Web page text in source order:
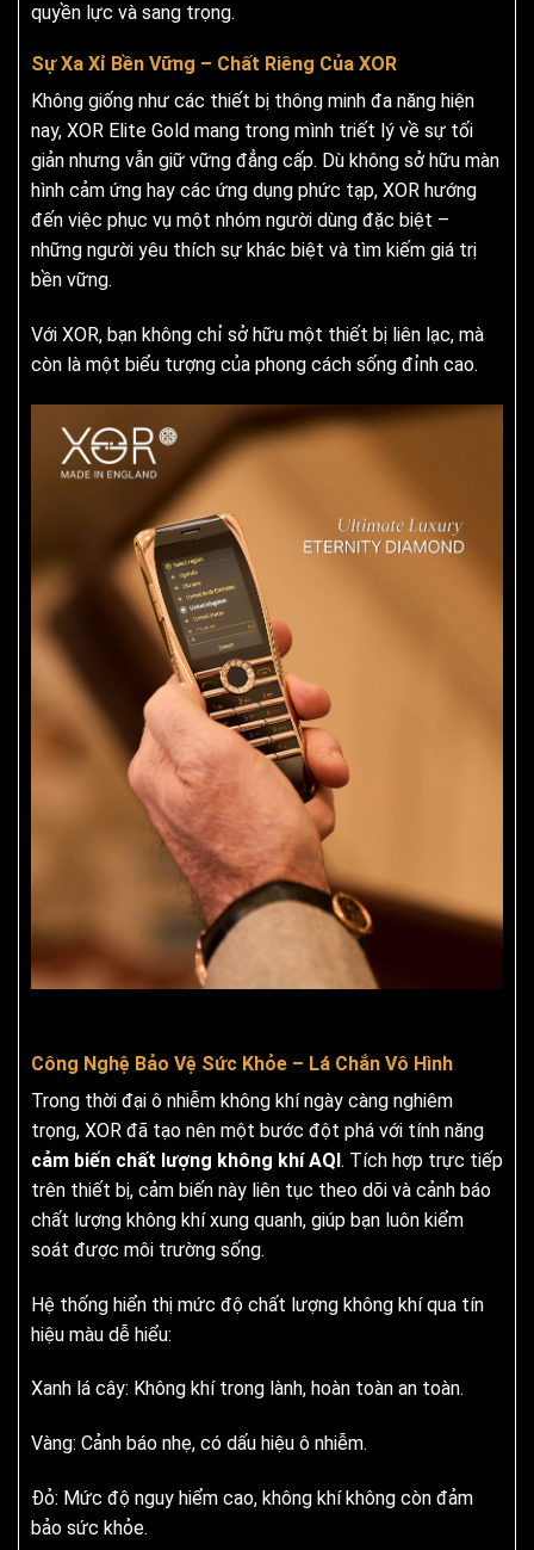
quyền lực và sang trọng.
Sự Xa Xỉ Bền Vững – Chất Riêng Của XOR
Không giống như các thiết bị thông minh đa năng hiện
nay, XOR Elite Gold mang trong mình triết lý về sự tối
giản nhưng vẫn giữ vững đẳng cấp. Dù không sở hữu màn
hình cảm ứng hay các ứng dụng phức tạp, XOR hướng
đến việc phục vụ một nhóm người dùng đặc biệt –
những người yêu thích sự khác biệt và tìm kiếm giá trị
bền vững.
Với XOR, bạn không chỉ sở hữu một thiết bị liên lạc, mà
còn là một biểu tượng của phong cách sống đỉnh cao.
Công Nghệ Bảo Vệ Sức Khỏe – Lá Chắn Vô Hình
Trong thời đại ô nhiễm không khí ngày càng nghiêm
trọng, XOR đã tạo nên một bước đột phá với tính năng
cảm biến chất lượng không khí AQI. Tích hợp trực tiếp
trên thiết bị, cảm biến này liên tục theo dõi và cảnh báo
chất lượng không khí xung quanh, giúp bạn luôn kiểm
soát được môi trường sống.
Hệ thống hiển thị mức độ chất lượng không khí qua tín
hiệu màu dễ hiểu:
Xanh lá cây: Không khí trong lành, hoàn toàn an toàn.
Vàng: Cảnh báo nhẹ, có dấu hiệu ô nhiễm.
Đỏ: Mức độ nguy hiểm cao, không khí không còn đảm
bảo sức khỏe.